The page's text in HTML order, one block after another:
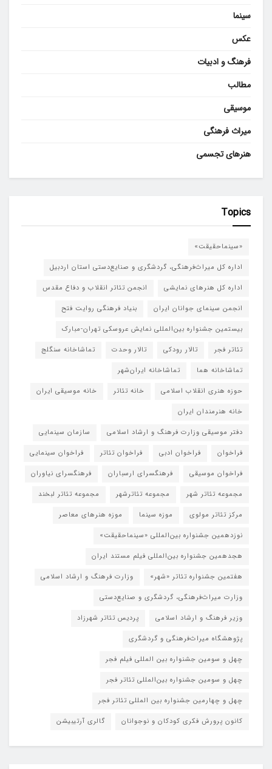
سینما
عکس
فرهنگ و ادبیات
مطالب
موسیقی
میراث فرهنگی
هنرهای تجسمی
Topics
«سینماحقیقت»
اداره کل میراث‌فرهنگی، گردشگری و صنایع‌دستی استان اردبیل
اداره کل هنرهای نمایشی
انجمن تئاتر انقلاب و دفاع مقدس
انجمن سینمای جوانان ایران
بنیاد فرهنگی روایت فتح
بیستمین جشنواره بین‌المللی نمایش عروسکی تهران-مبارک
تئاتر فجر
تالار رودکی تالار وحدت
تماشاخانه سنگلج
تماشاخانه هما
تماشاخانه‌ ایران‌شهر
حوزه هنری انقلاب اسلامی
خانه تئاتر
خانه موسیقی ایران
خانه هنرمندان ایران
دفتر موسیقی وزارت فرهنگ و ارشاد اسلامی
سازمان سینمایی
فراخوان
فراخوان ادبی فراخوان تئاتر
فراخوان سینمایی
فراخوان موسیقی
فرهنگسرای ارسباران
فرهنگسرای نیاوران
مجموعه تئاتر شهر
مجموعه تئاترشهر
مجموعه تئاتر لبخند
مرکز تئاتر مولوی
موزه سینما
موزه هنرهای معاصر
نوزدهمین جشنواره بین‌المللی «سینماحقیقت»
هجدهمین جشنواره بین‌المللی فیلم مستند ایران
هفتمین جشنواره تئاتر «شهر»
وزارت فرهنگ و ارشاد اسلامی
وزارت میراث‌فرهنگی، گردشگری و صنایع‌دستی
وزیر فرهنگ و ارشاد اسلامی
پردیس تئاتر شهرزاد
پژوهشگاه میراث‌فرهنگی و گردشگری
چهل و سومین جشنواره بین المللی فیلم فجر
چهل و سومین جشنواره بین‌المللی تئاتر فجر
چهل و چهارمین جشنواره بین المللی تئاتر فجر
کانون پرورش فکری کودکان و نوجوانان
گالری آرتیبیشن